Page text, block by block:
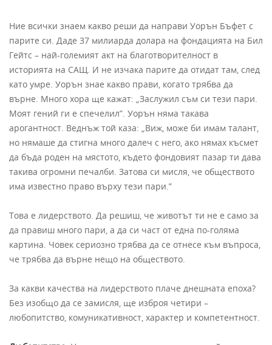
Ние всички знаем какво реши да направи Уорън Бъфет с
парите си. Даде 37 милиарда долара на фондацията на Бил
Гейтс – най-големият акт на благотворителност в
историята на САЩ. И не изчака парите да отидат там, след
като умре. Уорън знае какво прави, когато трябва да
върне. Много хора ще кажат: „Заслужил съм си тези пари.
Моят гений ги е спечелил”. Уорън няма такава
арогантност. Веднъж той каза: „Виж, може би имам талант,
но нямаше да стигна много далеч с него, ако нямах късмет
да бъда роден на мястото, където фондовият пазар ти дава
такива огромни печалби. Затова си мисля, че обществото
има известно право върху тези пари.”
Това е лидерството. Да решиш, че животът ти не е само за
да правиш много пари, а да си част от една по-голяма
картина. Човек сериозно трябва да се отнесе към въпроса,
че трябва да върне нещо на обществото.
За какви качества на лидерството плаче днешната епоха?
Без изобщо да се замисля, ще изброя четири –
любопитство, комуникативност, характер и компетентност.